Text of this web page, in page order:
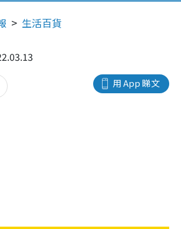
生活百貨
用 App 睇文